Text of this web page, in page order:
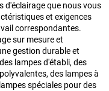
d'éclairage que nous vous
et exigences
correspondantes.
sur mesure et
gestion durable et
lampes d'établi, des
des lampes à
spéciales pour des